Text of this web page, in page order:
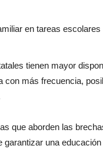
en tareas escolares
tienen mayor
más frecuencia,
que aborden las
una